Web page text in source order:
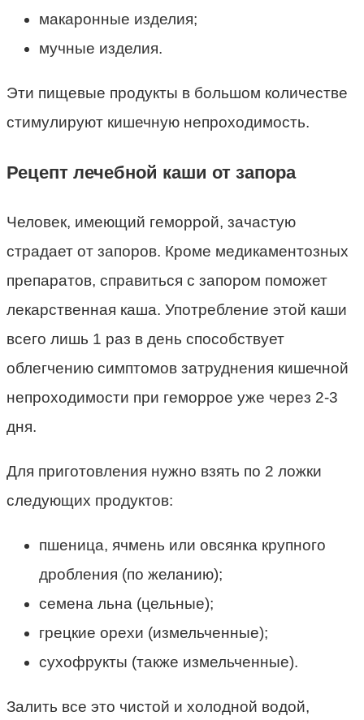
макаронные изделия;
мучные изделия.
Эти пищевые продукты в большом количестве
стимулируют кишечную непроходимость.
Рецепт лечебной каши от запора
Человек, имеющий геморрой, зачастую
страдает от запоров. Кроме медикаментозных
препаратов, справиться с запором поможет
лекарственная каша. Употребление этой каши
всего лишь 1 раз в день способствует
облегчению симптомов затруднения кишечной
непроходимости при геморрое уже через 2-3
дня.
Для приготовления нужно взять по 2 ложки
следующих продуктов:
пшеница, ячмень или овсянка крупного
дробления (по желанию);
семена льна (цельные);
грецкие орехи (измельченные);
сухофрукты (также измельченные).
Залить все это чистой и холодной водой,